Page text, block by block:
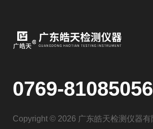
0769-81085056
Copyright © 2026 广东皓天检测仪器有